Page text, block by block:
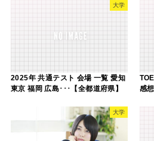
大学
2025年 共通テスト 会場 一覧 愛知
東京 福岡 広島･･･【全都道府県】
感
大学